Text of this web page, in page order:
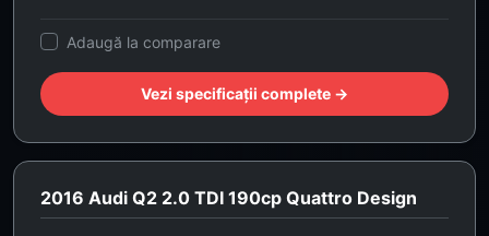
Adaugă la comparare
Vezi specificații complete →
2016 Audi Q2 2.0 TDI 190cp Quattro Design